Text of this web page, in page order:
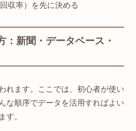
収率）を先に決める
：新聞・データベース・
れます。ここでは、初心者が使い
な順序でデータを活用すればよい
す。